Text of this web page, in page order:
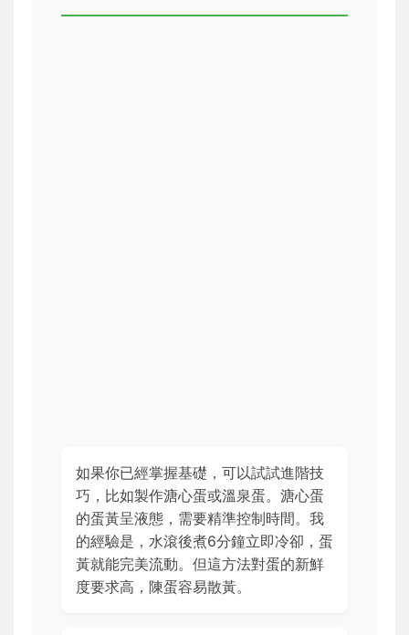
如果你已經掌握基礎，可以試試進階技
巧，比如製作溏心蛋或溫泉蛋。溏心蛋
的蛋黃呈液態，需要精準控制時間。我
的經驗是，水滾後煮6分鐘立即冷卻，蛋
黃就能完美流動。但這方法對蛋的新鮮
度要求高，陳蛋容易散黃。